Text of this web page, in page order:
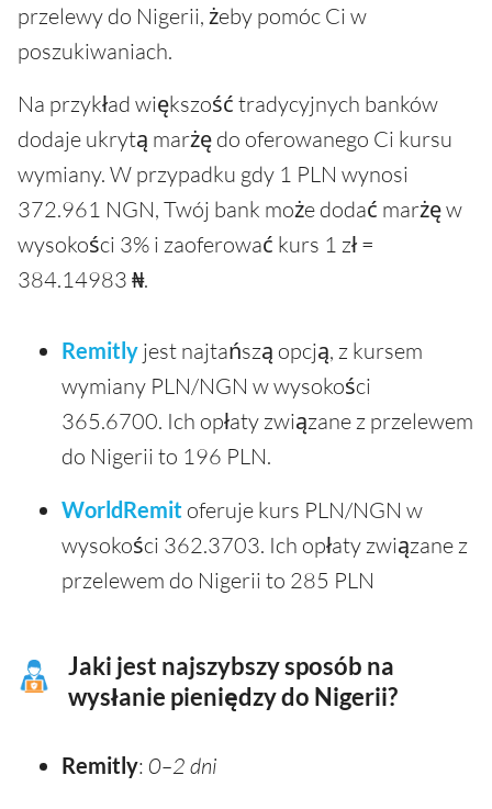
przelewy do Nigerii, żeby pomóc Ci w
poszukiwaniach.
Na przykład większość tradycyjnych banków
dodaje ukrytą marżę do oferowanego Ci kursu
wymiany. W przypadku gdy 1 PLN wynosi
372.961 NGN, Twój bank może dodać marżę w
wysokości 3% i zaoferować kurs 1 zł =
384.14983 ₦.
Remitly jest najtańszą opcją, z kursem
wymiany PLN/NGN w wysokości
365.6700. Ich opłaty związane z przelewem
do Nigerii to 196 PLN.
WorldRemit oferuje kurs PLN/NGN w
wysokości 362.3703. Ich opłaty związane z
przelewem do Nigerii to 285 PLN
Jaki jest najszybszy sposób na
wysłanie pieniędzy do Nigerii?
Remitly: 0–2 dni